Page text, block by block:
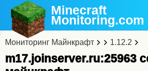
Minecraft
Monitoring.com
Мониторинг Майнкрафт 1.12.2
m17.joinserver.ru:25963